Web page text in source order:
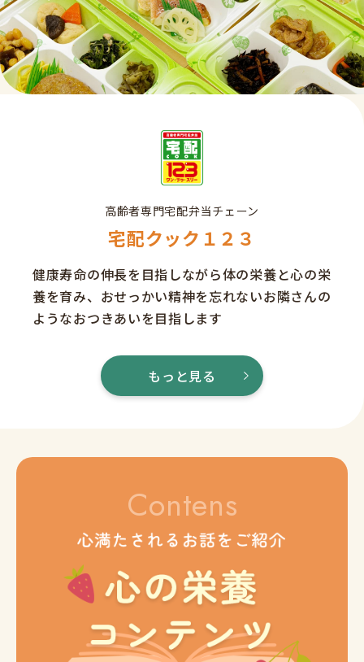
高齢者専門宅配弁当チェーン
宅配クック１２３
健康寿命の伸長を目指しながら体の栄養と心の栄
養を育み、おせっかい精神を忘れないお隣さんの
ようなおつきあいを目指します
もっと見る
Contens